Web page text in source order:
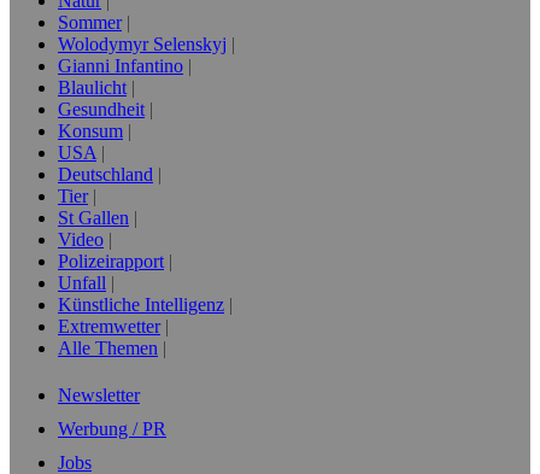
Sommer
Wolodymyr Selenskyj
Gianni Infantino
Blaulicht
Gesundheit
Konsum
USA
Deutschland
Tier
St Gallen
Video
Polizeirapport
Unfall
Künstliche Intelligenz
Extremwetter
Alle Themen
Newsletter
Werbung / PR
Jobs